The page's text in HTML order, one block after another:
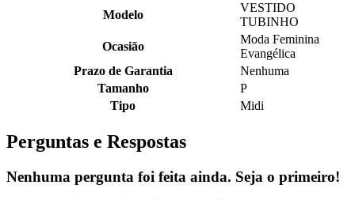
Modelo
VESTIDO
TUBINHO
Ocasião
Moda Feminina
Evangélica
Prazo de Garantia
Nenhuma
Tamanho
P
Tipo
Midi
Perguntas e Respostas
Nenhuma pergunta foi feita ainda. Seja o primeiro!